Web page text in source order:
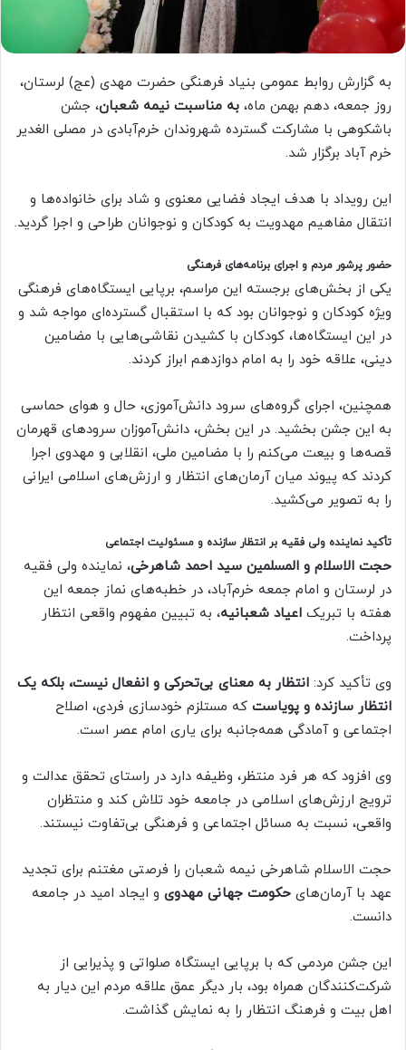
به گزارش روابط عمومی بنیاد فرهنگی حضرت مهدی (عج) لرستان،
روز جمعه، دهم بهمن ماه، به مناسبت نیمه شعبان، جشن
باشکوهی با مشارکت گسترده شهروندان خرم‌آبادی در مصلی الغدیر
خرم آباد برگزار شد.
این رویداد با هدف ایجاد فضایی معنوی و شاد برای خانواده‌ها و
انتقال مفاهیم مهدویت به کودکان و نوجوانان طراحی و اجرا گردید.
حضور پرشور مردم و اجرای برنامه‌های فرهنگی
یکی از بخش‌های برجسته این مراسم، برپایی ایستگاه‌های فرهنگی
ویژه کودکان و نوجوانان بود که با استقبال گسترده‌ای مواجه شد و
در این ایستگاه‌ها، کودکان با کشیدن نقاشی‌هایی با مضامین
دینی، علاقه خود را به امام دوازدهم ابراز کردند.
همچنین، اجرای گروه‌های سرود دانش‌آموزی، حال و هوای حماسی
به این جشن بخشید. در این بخش، دانش‌آموزان سرودهای قهرمان
قصه‌ها و بیعت می‌کنم را با مضامین ملی، انقلابی و مهدوی اجرا
کردند که پیوند میان آرمان‌های انتظار و ارزش‌های اسلامی ایرانی
را به تصویر می‌کشید.
تأکید نماینده ولی فقیه بر انتظار سازنده و مسئولیت اجتماعی
حجت الاسلام و المسلمین سید احمد شاهرخی، نماینده ولی فقیه
در لرستان و امام جمعه خرم‌آباد، در خطبه‌های نماز جمعه این
هفته با تبریک اعیاد شعبانیه، به تبیین مفهوم واقعی انتظار
پرداخت.
وی تأکید کرد: انتظار به معنای بی‌تحرکی و انفعال نیست، بلکه یک
انتظار سازنده و پویاست که مستلزم خودسازی فردی، اصلاح
اجتماعی و آمادگی همه‌جانبه برای یاری امام عصر است.
وی افزود که هر فرد منتظر، وظیفه دارد در راستای تحقق عدالت و
ترویج ارزش‌های اسلامی در جامعه خود تلاش کند و منتظران
واقعی، نسبت به مسائل اجتماعی و فرهنگی بی‌تفاوت نیستند.
حجت الاسلام شاهرخی نیمه شعبان را فرصتی مغتنم برای تجدید
عهد با آرمان‌های حکومت جهانی مهدوی و ایجاد امید در جامعه
دانست.
این جشن مردمی که با برپایی ایستگاه صلواتی و پذیرایی از
شرکت‌کنندگان همراه بود، بار دیگر عمق علاقه مردم این دیار به
اهل بیت و فرهنگ انتظار را به نمایش گذاشت.